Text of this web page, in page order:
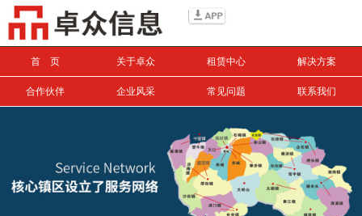
首 页 关于卓众 租赁中心 解决方案
合作伙伴 企业风采 常见问题 联系我们
搜索